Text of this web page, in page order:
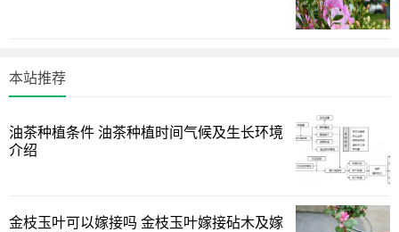
土最好的是草炭,如果没有,也可以用椰康,蛭石,珍珠岩,还有
市场上的所谓营养土,也可以是多种混和,但一般不用泥土,因为
容易板结;盆的选择,五花8门的都可以用,就普通的15公分盆,笔
者推荐种两株,这样,就容易丰满,可以提前出花,如超过20CM的
本站推荐
油茶种植条件 油茶种植时间气候及生长环境
介绍
金枝玉叶可以嫁接吗 金枝玉叶嫁接砧木及嫁